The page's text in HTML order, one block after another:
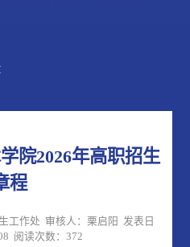
院2026年高职招生
程
工作处 审核人：栗启阳 发表日
阅读次数： 372